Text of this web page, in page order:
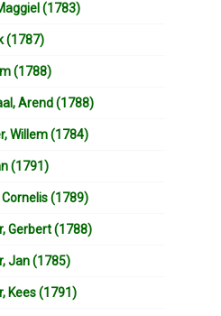
(1783)
(1787)
(1788)
Arend (1788)
Willem (1784)
(1791)
(1789)
Gerbert (1788)
Jan (1785)
Kees (1791)